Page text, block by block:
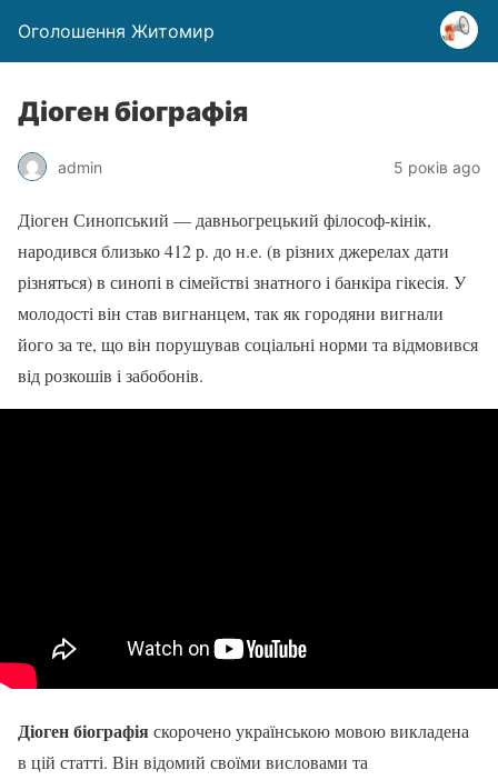
Оголошення Житомир
Діоген біографія
admin 5 років ago
Діоген Синопський — давньогрецький філософ-кінік,
народився близько 412 р. до н.е. (в різних джерелах дати
різняться) в синопі в сімействі знатного і банкіра гікесія. У
молодості він став вигнанцем, так як городяни вигнали
його за те, що він порушував соціальні норми та відмовився
від розкошів і забобонів.
Діоген біографіяскорочено українською мовою викладена
в цій статті. Він відомий своїми висловами та